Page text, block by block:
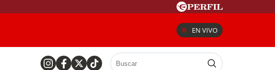
EN VIVO